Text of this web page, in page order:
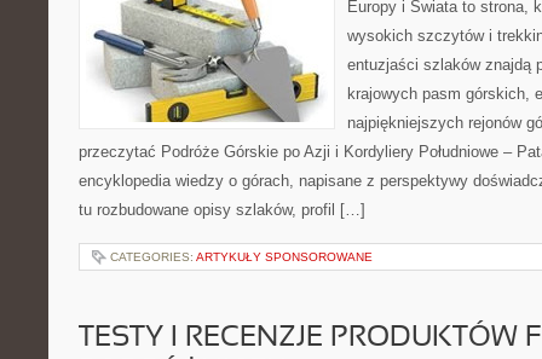
Europy i Świata to strona,
wysokich szczytów i
entuzjaści szlaków znajdą
krajowych pasm górskich,
najpiękniejszych rejonów
przeczytać Podróże Górskie po Azji i Kordyliery Południowe –
encyklopedia wiedzy o górach, napisane z perspektywy
tu rozbudowane opisy szlaków, profil […]
CATEGORIES: ARTYKUŁY SPONSOROWANE
TESTY I RECENZJE PRODUKTÓW